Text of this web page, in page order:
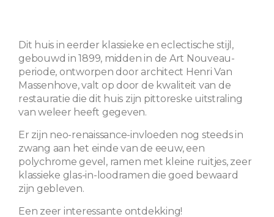
Dit huis in eerder klassieke en eclectische stijl,
gebouwd in 1899, midden in de Art Nouveau-
periode, ontworpen door architect Henri Van
Massenhove, valt op door de kwaliteit van de
restauratie die dit huis zijn pittoreske uitstraling
van weleer heeft gegeven.
Er zijn neo-renaissance-invloeden nog steeds in
zwang aan het einde van de eeuw, een
polychrome gevel, ramen met kleine ruitjes, zeer
klassieke glas-in-loodramen die goed bewaard
zijn gebleven.
Een zeer interessante ontdekking!